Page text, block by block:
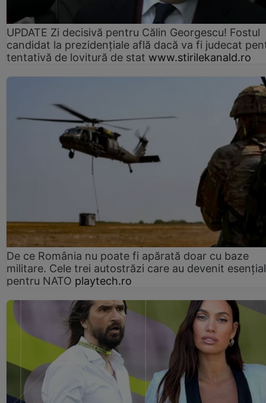
UPDATE Zi decisivă pentru Călin Georgescu! Fostul
candidat la prezidențiale află dacă va fi judecat
tentativă de lovitură de stat www.stirilekanald.ro
De ce România nu poate fi apărată doar cu baze
militare. Cele trei autostrăzi care au devenit
pentru NATO playtech.ro